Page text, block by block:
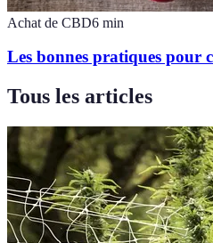
Achat de CBD6 min
Les bonnes pratiques pour
Tous les articles